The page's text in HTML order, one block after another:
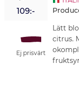
109:-
Ej prisvärt
Lätt
citrus.